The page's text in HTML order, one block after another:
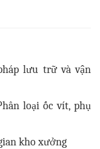
lưu trữ và vận
loại ốc vít, phụ
kho xưởng